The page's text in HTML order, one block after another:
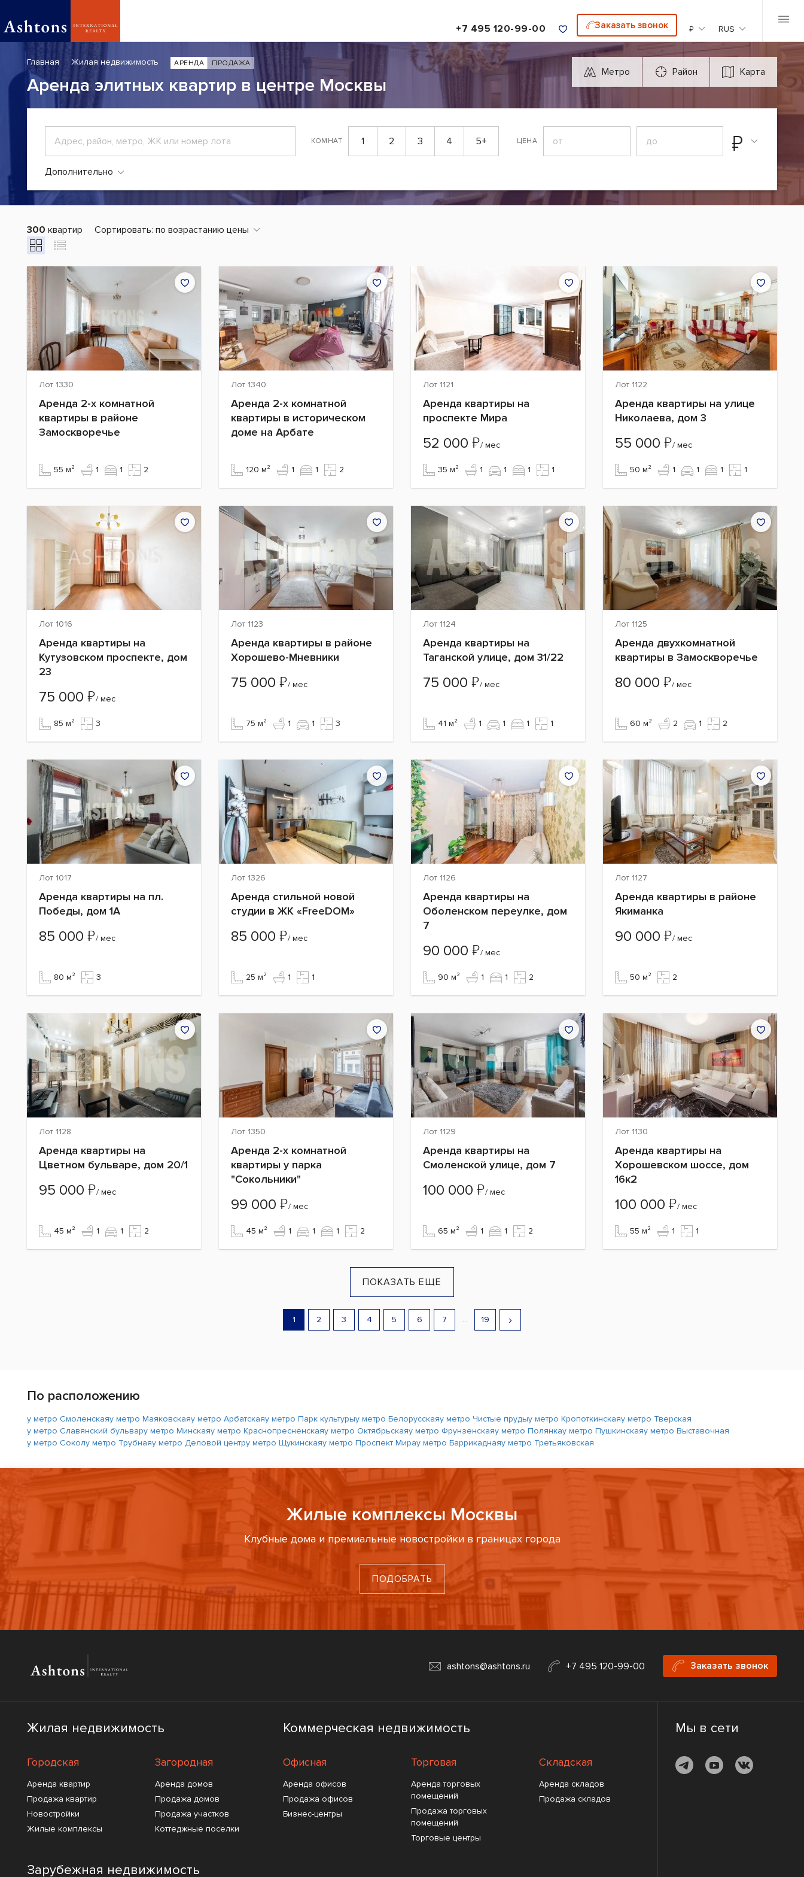
+7 495 120-99-00 Заказать звонок ₽ RUS
Метро Район Карта
Главная Жилая недвижимость АРЕНДА ПРОДАЖА
Аренда элитных квартир в центре Москвы
КОМНАТ 1 2 3 4 5+ ЦЕНА ₽
Дополнительно
300 квартир Сортировать: по возрастанию цены
Лот 1330
Аренда 2-х комнатной
квартиры в районе
Замоскворечье
55 м² 1 1 2
Лот 1340
Аренда 2-х комнатной
квартиры в историческом
доме на Арбате
120 м² 1 1 2
Лот 1121
Аренда квартиры на
проспекте Мира
52 000 ₽/ мес
35 м² 1 1 1 1
Лот 1122
Аренда квартиры на улице
Николаева, дом 3
55 000 ₽/ мес
50 м² 1 1 1 1
Лот 1016
Аренда квартиры на
Кутузовском проспекте, дом
23
75 000 ₽/ мес
85 м² 3
Лот 1123
Аренда квартиры в районе
Хорошево-Мневники
75 000 ₽/ мес
75 м² 1 1 3
Лот 1124
Аренда квартиры на
Таганской улице, дом 31/22
75 000 ₽/ мес
41 м² 1 1 1 1
Лот 1125
Аренда двухкомнатной
квартиры в Замоскворечье
80 000 ₽/ мес
60 м² 2 1 2
Лот 1017
Аренда квартиры на пл.
Победы, дом 1А
85 000 ₽/ мес
80 м² 3
Лот 1326
Аренда стильной новой
студии в ЖК «FreeDOM»
85 000 ₽/ мес
25 м² 1 1
Лот 1126
Аренда квартиры на
Оболенском переулке, дом
7
90 000 ₽/ мес
90 м² 1 1 2
Лот 1127
Аренда квартиры в районе
Якиманка
90 000 ₽/ мес
50 м² 2
Лот 1128
Аренда квартиры на
Цветном бульваре, дом 20/1
95 000 ₽/ мес
45 м² 1 1 2
Лот 1350
Аренда 2-х комнатной
квартиры у парка
"Сокольники"
99 000 ₽/ мес
45 м² 1 1 1 2
Лот 1129
Аренда квартиры на
Смоленской улице, дом 7
100 000 ₽/ мес
65 м² 1 1 2
Лот 1130
Аренда квартиры на
Хорошевском шоссе, дом
16к2
100 000 ₽/ мес
55 м² 1 1
ПОКАЗАТЬ ЕЩЕ
1 2 3 4 5 6 7 ... 19 ›
По расположению
у метро Смоленскаяу метро Маяковскаяу метро Арбатскаяу метро Парк культурыу метро Белорусскаяу метро Чистые прудыу метро Кропоткинскаяу метро Тверская
у метро Славянский бульвару метро Минскаяу метро Краснопресненскаяу метро Октябрьскаяу метро Фрунзенскаяу метро Полянкау метро Пушкинскаяу метро Выставочная
у метро Соколу метро Трубнаяу метро Деловой центру метро Щукинскаяу метро Проспект Мирау метро Баррикаднаяу метро Третьяковская
Жилые комплексы Москвы
Клубные дома и премиальные новостройки в границах города
ПОДОБРАТЬ
ashtons@ashtons.ru +7 495 120-99-00 Заказать звонок
Жилая недвижимость
Городская
Аренда квартир
Продажа квартир
Новостройки
Жилые комплексы
Загородная
Аренда домов
Продажа домов
Продажа участков
Коттеджные поселки
Коммерческая недвижимость
Офисная
Аренда офисов
Продажа офисов
Бизнес-центры
Торговая
Аренда торговых
помещений
Продажа торговых
помещений
Торговые центры
Складская
Аренда складов
Продажа складов
Зарубежная недвижимость
Мы в сети